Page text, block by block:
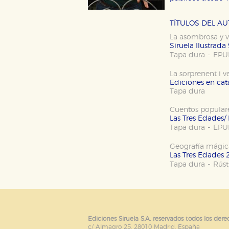
TÍTULOS DEL
La asombrosa y
Siruela Ilustrada
Tapa dura -
La sorprenent i
Ediciones en
Tapa dura
Cuentos
Las Tres
Tapa dura -
Geografía
Las Tres Edades
Tapa dura -
Ediciones Siruela S.A. reservados todos los
c/ Almagro 25. 28010 Madrid. España
Cookies necesarias
Estas cookies son necesarias
Cookies de rendimiento y
Estas cookies se utilizan
tanto, es anónima.
Cookies de publicidad y redes
otros sitios. No almacenan
dispositivo de internet.
GUARDAR